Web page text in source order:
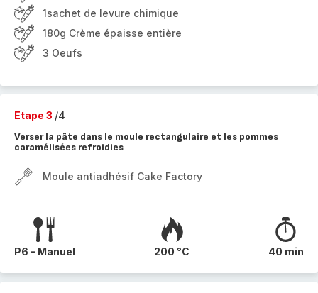
1sachet de levure chimique
180g Crème épaisse entière
3 Oeufs
Etape 3 /4
Verser la pâte dans le moule rectangulaire et les pommes
caramélisées refroidies
Moule antiadhésif Cake Factory
P6 - Manuel 200 °C 40 min